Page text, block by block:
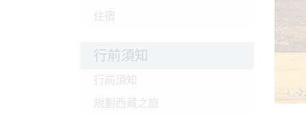
住宿
行前須知
行前須知
規劃西藏之旅